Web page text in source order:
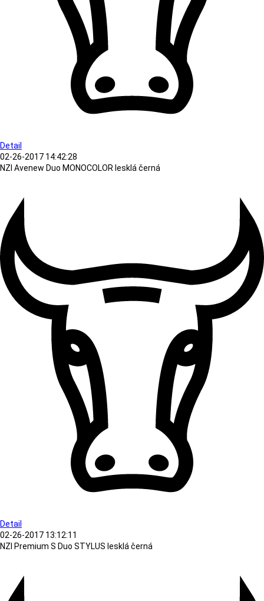
Detail
02-26-2017 14:42:28
NZI Avenew Duo MONOCOLOR lesklá černá
Detail
02-26-2017 13:12:11
NZI Premium S Duo STYLUS lesklá černá